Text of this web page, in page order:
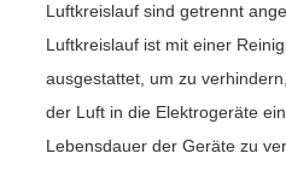
Luftkreislauf sind getrennt
Luftkreislauf ist mit einer
ausgestattet, um zu
der Luft in die Elektrogeräte
Lebensdauer der Geräte zu